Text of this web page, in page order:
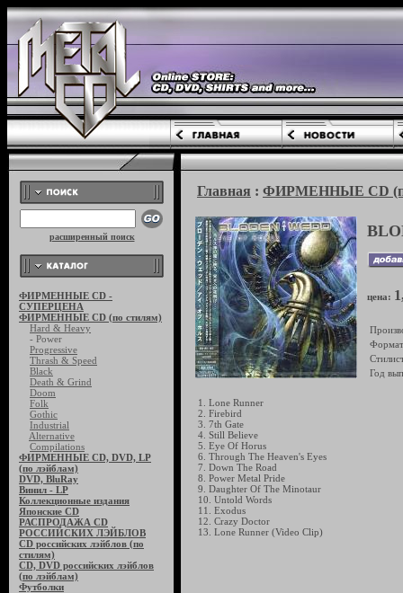
расширенный поиск
ФИРМЕННЫЕ CD -
СУПЕРЦЕНА
ФИРМЕННЫЕ CD (по стилям)
Hard & Heavy
- Power
Progressive
Thrash & Speed
Black
Death & Grind
Doom
Folk
Gothic
Industrial
Alternative
Compilations
ФИРМЕННЫЕ CD, DVD, LP
(по лэйблам)
DVD, BluRay
Винил - LP
Коллекционные издания
Японские CD
РАСПРОДАЖА CD
РОССИЙСКИХ ЛЭЙБЛОВ
CD российских лэйблов (по
стилям)
CD, DVD российских лэйблов
(по лэйблам)
Футболки
Главная : ФИРМЕННЫЕ CD
цена:
Год
1. Lone Runner
2. Firebird
3. 7th Gate
4. Still Believe
5. Eye Of Horus
6. Through The Heaven's Eyes
7. Down The Road
8. Power Metal Pride
9. Daughter Of The Minotaur
10. Untold Words
11. Exodus
12. Crazy Doctor
13. Lone Runner (Video Clip)